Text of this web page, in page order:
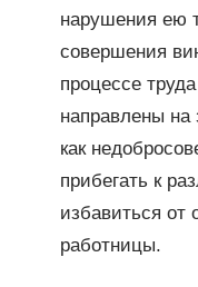
нарушения ею
совершения
процессе
направлены на
как
прибегать к
избавиться
работницы.